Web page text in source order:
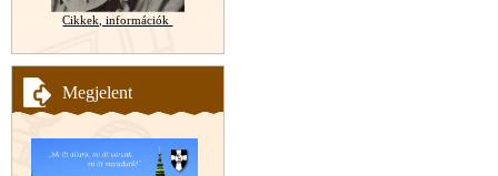
Cikkek, információk
Megjelent